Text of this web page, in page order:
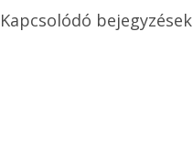
Kapcsolódó bejegyzések